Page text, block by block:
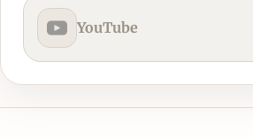
YouTube